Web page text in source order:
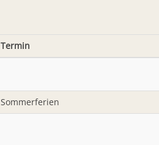
Termin
Sommerferien